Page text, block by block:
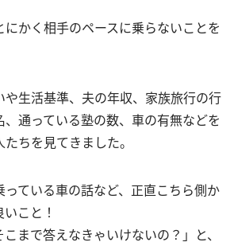
かく相手のペースに乗らないことを
生活基準、夫の年収、家族旅行の行
通っている塾の数、車の有無などを
ちを見てきました。
ている車の話など、正直こちら側か
こと！
こまで答えなきゃいけないの？」と、